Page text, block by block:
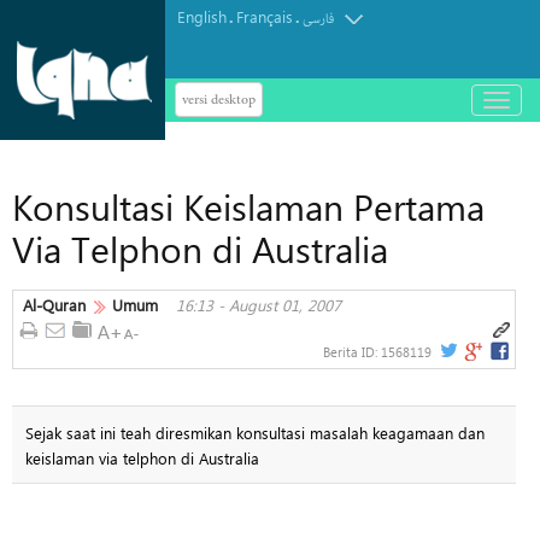
English. Français.فارسی
versi desktop
باز
و
Konsultasi Keislaman Pertama
Via Telphon di Australia
Al-Quran Umum 16:13 - August 01, 2007
Berita ID: 1568119
Sejak saat ini teah diresmikan konsultasi masalah keagamaan dan
keislaman via telphon di Australia